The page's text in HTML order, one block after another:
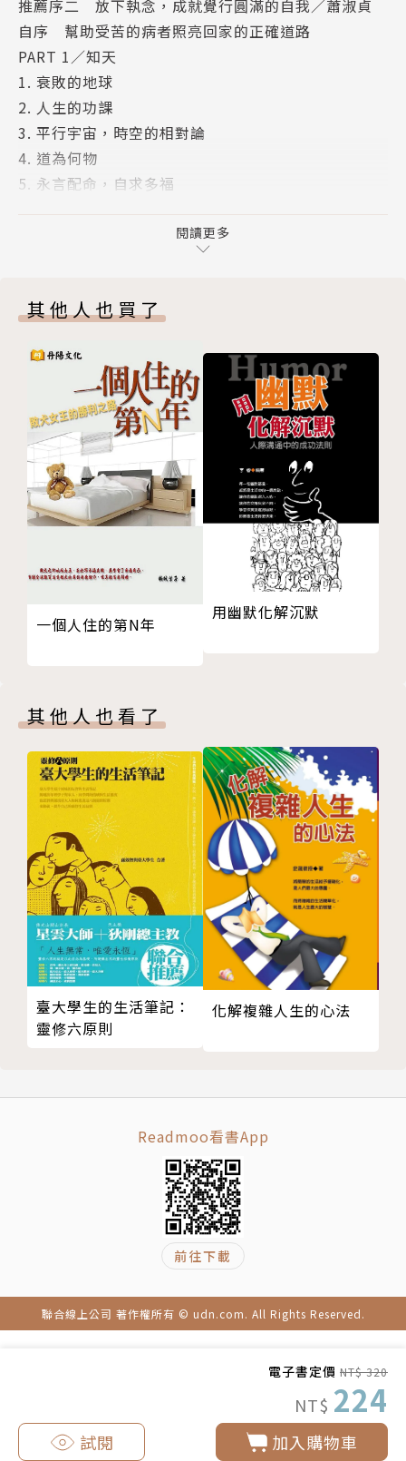
電子書定價 NT$ 320
NT$ 224
加入購物車
試閱
因為這些醫生不會告訴你，這些大部分的話題仍然是新
藥? 多少錢可以換多少生命?有沒有私人保險等等。至
於生活品質好壞？是否仍然會死亡？有多少剩餘生命？
都很少有醫生會討論。
政府也顯得無力，因為好死不是議題，眾人追求的是平
均壽命的數字。假若一輩子就這樣生個病死了，我們有
學到什麼呢？死亡是人生的必然，是很大的功課，可以
得著益處。我們學到益處了嗎？
生的十字路口選錯方向，浪費一生的時間，到頭來人生
功課也沒有完成。
◆將闡明人生的苦、空、無、常，讓即將辭世的病人看
得更寬心，更豁達，適時完成心願，不會再執著於還有
很多任務尚未完成。
◆希望本書能幫助受苦的病者照亮回家的正確道路，像
現任 馬偕醫學院臨床教授
癌症安寧緩和學會監事
衛生福利部健保署共同擬定專家委員
曾任 馬偕醫院血液腫瘤科主任十五年
台灣癌症醫學會理事、監事
血液病學會常務理事，
專長：肺癌、乳癌、胃腸道癌症、泌尿道癌症及其它各
類惡性腫瘤、轉移癌症、血液病、貧血、白血病、淋巴
瘤。
夫》、《癌症病房沒告訴你的事》。
推薦序二 放下執念，成就覺行圓滿的自我／蕭淑貞
自序 幫助受苦的病者照亮回家的正確道路
PART 1／知天
1. 衰敗的地球
2. 人生的功課
3. 平行宇宙，時空的相對論
4. 道為何物
5. 永言配命，自求多福
PART 2／事天
11. 人生布局，何時做功課？
12. 無法放下的臭皮囊：怕死怕老的人類
13. 不被當代價值觀同化，活出自己的本心
14. 似真亦假虛擬實境，顛倒夢想
15. 朝聞道，夕死可矣？
16. 難得糊塗
17. 活得好或是活得久
後記 放下執著是我們心靈病房最後的功課
版權頁
閱讀更多
其他人也買了
一個人住的第N年
用幽默化解沉默
其他人也看了
臺大學生的生活筆記：
靈修六原則
化解複雜人生的心法
Readmoo看書App
前往下載
聯合線上公司 著作權所有 © udn.com. All Rights Reserved.